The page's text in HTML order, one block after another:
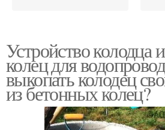
Канализационные
колодцы
Колодец для
канализации
Устройство колодца
колец для
выкопать колодец
из бетонных колец?